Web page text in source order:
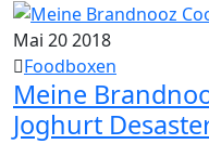
Mai 202018
Foodboxen
Meine
Joghurt